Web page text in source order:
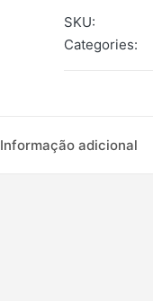
SKU:
Categories:
Informação adicional